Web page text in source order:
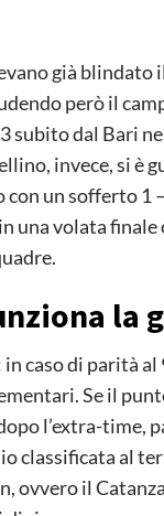
già blindato
però il
subito dal Bari
invece, si è
con un sofferto 1
una volata finale
la
caso di parità al
Se il
l’extra-time,
classificata al
ovvero il